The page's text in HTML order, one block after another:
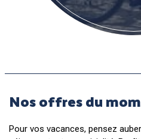
Nos offres du
Pour vos vacances, pensez